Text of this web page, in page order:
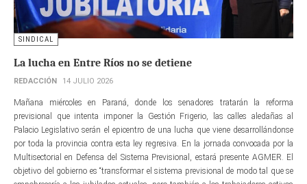
SINDICAL
La lucha en Entre Ríos no se detiene
REDACCIÓN 14 JULIO 2026
Mañana miércoles en Paraná, donde los senadores tratarán la reforma
previsional que intenta imponer la Gestión Frigerio, las calles aledañas al
Palacio Legislativo serán el epicentro de una lucha que viene desarrollándonse
por toda la provincia contra esta ley regresiva. En la jornada convocada por la
Multisectorial en Defensa del Sistema Previsional, estará presente AGMER. El
objetivo del gobierno es “transformar el sistema previsional de modo tal que se